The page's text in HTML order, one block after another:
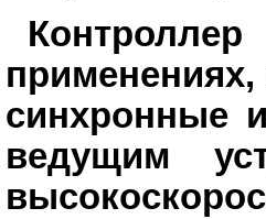
синхронные
ведущим